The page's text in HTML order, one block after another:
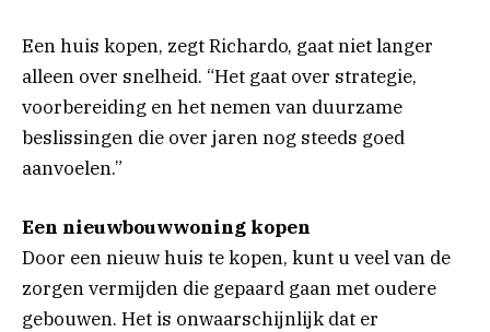
Een huis kopen, zegt Richardo, gaat niet langer
alleen over snelheid. “Het gaat over strategie,
voorbereiding en het nemen van duurzame
beslissingen die over jaren nog steeds goed
aanvoelen.”
Een nieuwbouwwoning kopen
Door een nieuw huis te kopen, kunt u veel van de
zorgen vermijden die gepaard gaan met oudere
gebouwen. Het is onwaarschijnlijk dat er